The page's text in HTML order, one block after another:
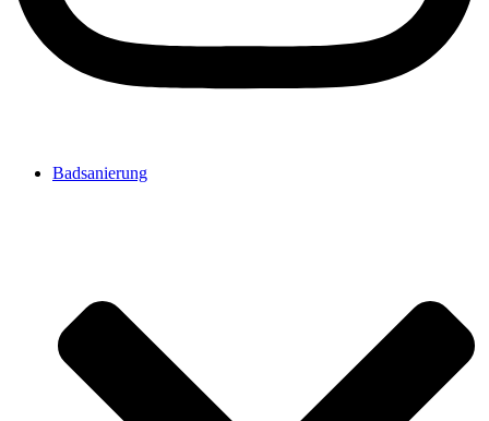
Badsanierung